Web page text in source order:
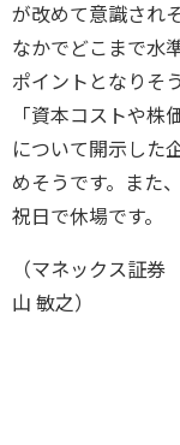
が改めて意識され
なかでどこまで水
ポイントとなりそ
「資本コストや株
について開示した
めそうです。また
祝日で休場です。
（マネックス証
山 敏之）